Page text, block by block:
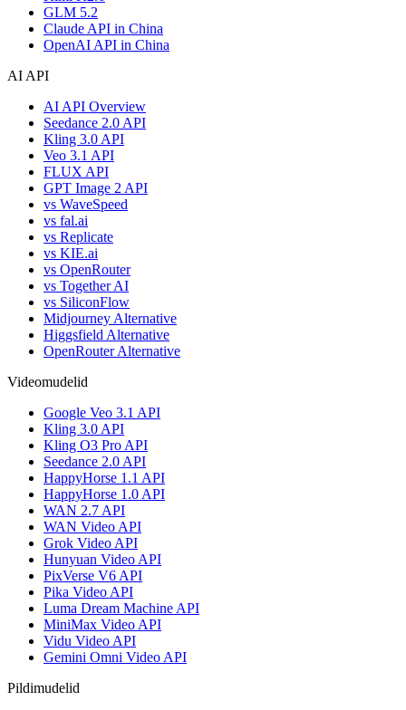
GLM 5.2
Claude API in China
OpenAI API in China
AI API
AI API Overview
Seedance 2.0 API
Kling 3.0 API
Veo 3.1 API
FLUX API
GPT Image 2 API
vs WaveSpeed
vs fal.ai
vs Replicate
vs KIE.ai
vs OpenRouter
vs Together AI
vs SiliconFlow
Midjourney Alternative
Higgsfield Alternative
OpenRouter Alternative
Videomudelid
Google Veo 3.1 API
Kling 3.0 API
Kling O3 Pro API
Seedance 2.0 API
HappyHorse 1.1 API
HappyHorse 1.0 API
WAN 2.7 API
WAN Video API
Grok Video API
Hunyuan Video API
PixVerse V6 API
Pika Video API
Luma Dream Machine API
MiniMax Video API
Vidu Video API
Gemini Omni Video API
Pildimudelid